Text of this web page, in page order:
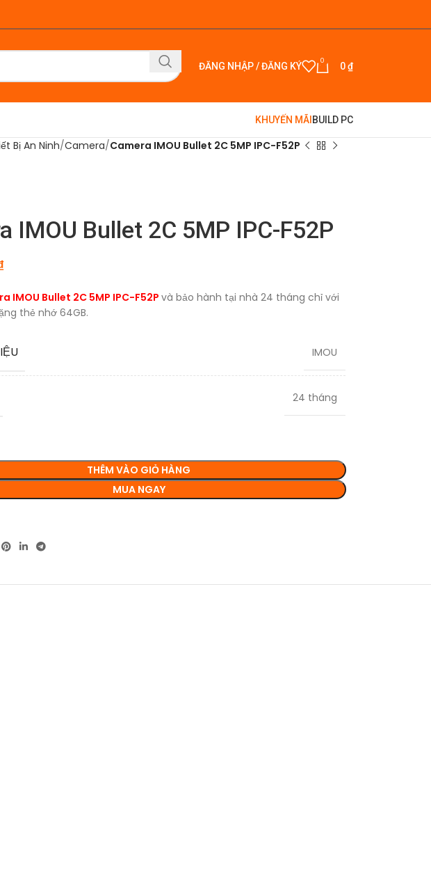
ĐĂNG NHẬP / ĐĂNG KÝ 0 0₫
KHUYẾN MÃI BUILD PC
Bị An Ninh Camera Camera IMOU Bullet 2C 5MP IPC-F52P
IMOU Bullet 2C 5MP IPC-F52P
IMOU Bullet 2C 5MP IPC-F52Pvà bảo hành tại nhà 24 tháng chỉ với
thẻ nhớ 64GB.
IMOU
24 tháng
THÊM VÀO GIỎ HÀNG
MUA NGAY